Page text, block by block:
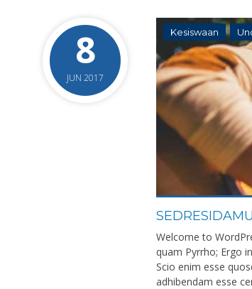
8
JUN 2017
Kesiswaan
Welcome to
quam Pyrrho; Ergo
Scio enim esse
adhibendam esse